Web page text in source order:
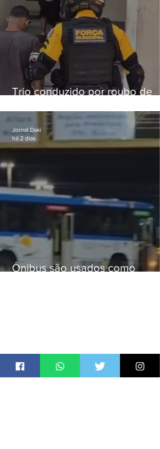
Trio conduzido por roubo de
passagens
Ônibus são usados como
Jornal Daki
há 2 dias